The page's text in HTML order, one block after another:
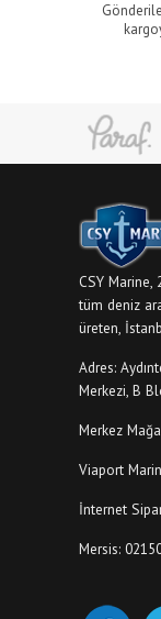
CSY Marine,
tüm deniz
üreten,
Adres:
Merkezi, B
Merkez
Viaport
İnternet
Mersis: